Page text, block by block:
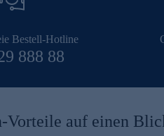
Bestell-Hotline
888 88
Vorteile auf einen